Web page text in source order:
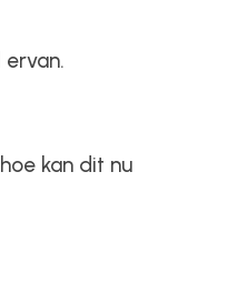
kan dit nu